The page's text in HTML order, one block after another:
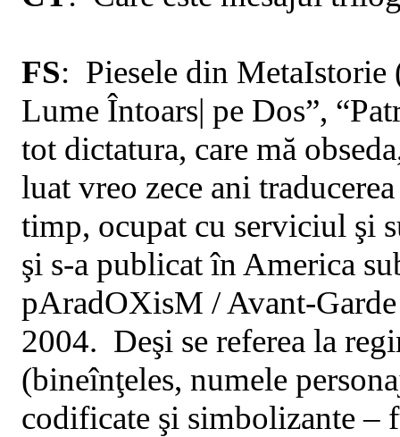
FS: Piesele din MetaIstorie
Lume Întoars| pe Dos”,
tot dictatura, care mă
luat vreo zece ani
timp, ocupat cu serviciul şi
şi s-a publicat în America
pAradOXisM / Avant-
2004. Deşi se referea la
(bineînţeles, numele
codificate şi simbolizante –